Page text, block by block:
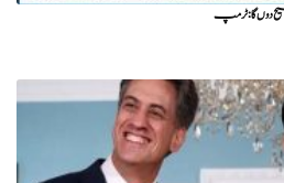
دوں گا : ٹرمپ